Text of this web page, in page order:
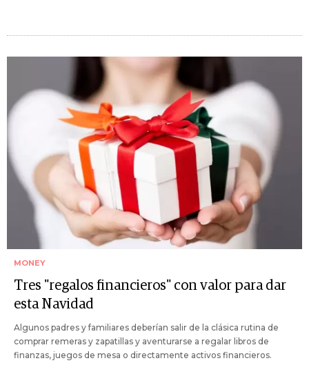
MONEY
Tres "regalos financieros" con valor para dar
esta Navidad
Algunos padres y familiares deberían salir de la clásica rutina de
comprar remeras y zapatillas y aventurarse a regalar libros de
finanzas, juegos de mesa o directamente activos financieros.